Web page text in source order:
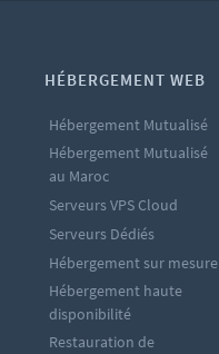
HÉBERGEMENT WEB
Hébergement Mutualisé
Hébergement Mutualisé
au Maroc
Serveurs VPS Cloud
Serveurs Dédiés
Hébergement sur mesure
Hébergement haute
disponibilité
Restauration de